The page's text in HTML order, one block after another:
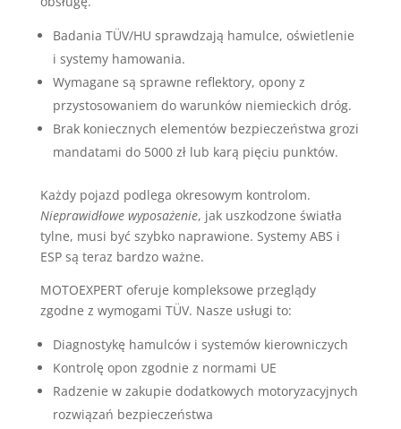
Badania TÜV/HU sprawdzają hamulce, oświetlenie
i systemy hamowania.
Wymagane są sprawne reflektory, opony z
przystosowaniem do warunków niemieckich dróg.
Brak koniecznych elementów bezpieczeństwa grozi
mandatami do 5000 zł lub karą pięciu punktów.
Każdy pojazd podlega okresowym kontrolom.
Nieprawidłowe wyposażenie, jak uszkodzone światła
tylne, musi być szybko naprawione. Systemy ABS i
ESP są teraz bardzo ważne.
MOTOEXPERT oferuje kompleksowe przeglądy
zgodne z wymogami TÜV. Nasze usługi to:
Diagnostykę hamulców i systemów kierowniczych
Kontrolę opon zgodnie z normami UE
Radzenie w zakupie dodatkowych motoryzacyjnych
rozwiązań bezpieczeństwa